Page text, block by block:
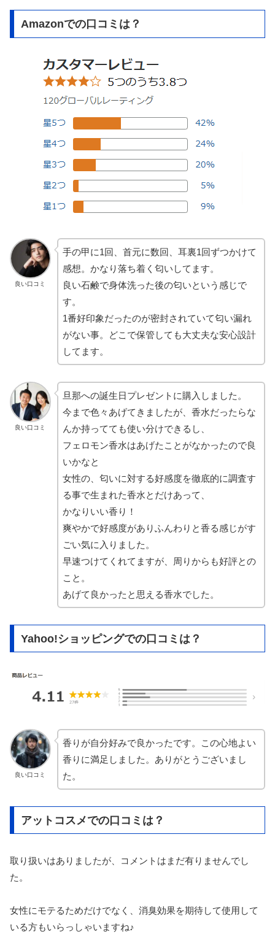
Amazonでの口コミは？
良い口コミ
手の甲に1回、首元に数回、耳裏1回ずつかけて
感想。かなり落ち着く匂いしてます。
良い石鹸で身体洗った後の匂いという感じで
す。
1番好印象だったのが密封されていて匂い漏れ
がない事。どこで保管しても大丈夫な安心設計
してます。
良い口コミ
旦那への誕生日プレゼントに購入しました。
今まで色々あげてきましたが、香水だったらな
んか持ってても使い分けできるし、
フェロモン香水はあげたことがなかったので良
いかなと
女性の、匂いに対する好感度を徹底的に調査す
る事で生まれた香水とだけあって、
かなりいい香り！
爽やかで好感度がありふんわりと香る感じがす
ごい気に入りました。
早速つけてくれてますが、周りからも好評との
こと。
あげて良かったと思える香水でした。
Yahoo!ショッピングでの口コミは？
良い口コミ
香りが自分好みで良かったです。この心地よい
香りに満足しました。ありがとうございまし
た。
アットコスメでの口コミは？
取り扱いはありましたが、コメントはまだ有りませんでし
た。
女性にモテるためだけでなく、消臭効果を期待して使用して
いる方もいらっしゃいますね♪